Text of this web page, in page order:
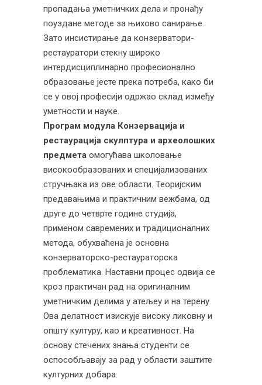
пропадања уметничких дела и пронађу
поуздане методе за њихово санирање.
Зато инсистирање да конзерватори-
рестауратори стекну широко
интердисциплинарно професионално
образовање јесте прека потреба, како би
се у овој професији одржао склад између
уметности и науке.
Програм модула Конзервација и
рестаурација скулптура и археолошких
предмета омогућава школовање
високообразованих и специјализованих
стручњака из ове области. Теоријским
предавањима и практичним вежбама, од
друге до четврте године студија,
применом савремених и традиционалних
метода, обухваћена је основна
конзерваторско-рестаураторска
проблематика. Наставни процес одвија се
кроз практичан рад на оригиналним
уметничким делима у атељеу и на терену.
Ова делатност изискује високу ликовну и
општу културу, као и креативност. На
основу стечених знања студенти се
оспособљавају за рад у области заштите
културних добара.